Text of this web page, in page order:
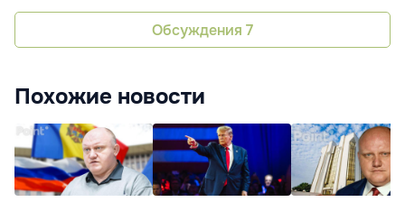
Обсуждения 7
Похожие новости